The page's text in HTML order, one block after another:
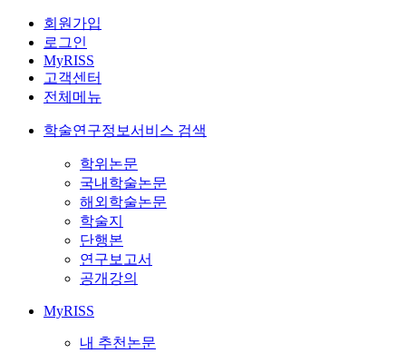
회원가입
로그인
MyRISS
고객센터
전체메뉴
학술연구정보서비스 검색
학위논문
국내학술논문
해외학술논문
학술지
단행본
연구보고서
공개강의
MyRISS
내 추천논문